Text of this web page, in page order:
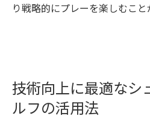
り戦略的にプレーを楽しむこと
技術向上に最適なシ
ルフの活用法